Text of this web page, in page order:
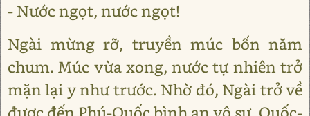
- Nước ngọt, nước ngọt!
Ngài mừng rỡ, truyền múc bốn năm
chum. Múc vừa xong, nước tự nhiên trở
mặn lại y như trước. Nhờ đó, Ngài trở về